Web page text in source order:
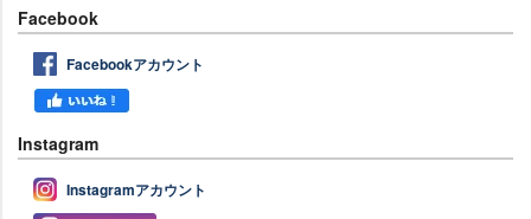
Facebook
Facebookアカウント
Instagram
Instagramアカウント